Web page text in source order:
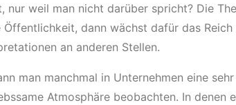
nur weil man nicht darüber spricht? Die
Öffentlichkeit, dann wächst dafür das
an anderen Stellen.
man manchmal in Unternehmen eine
Atmosphäre beobachten. In denen